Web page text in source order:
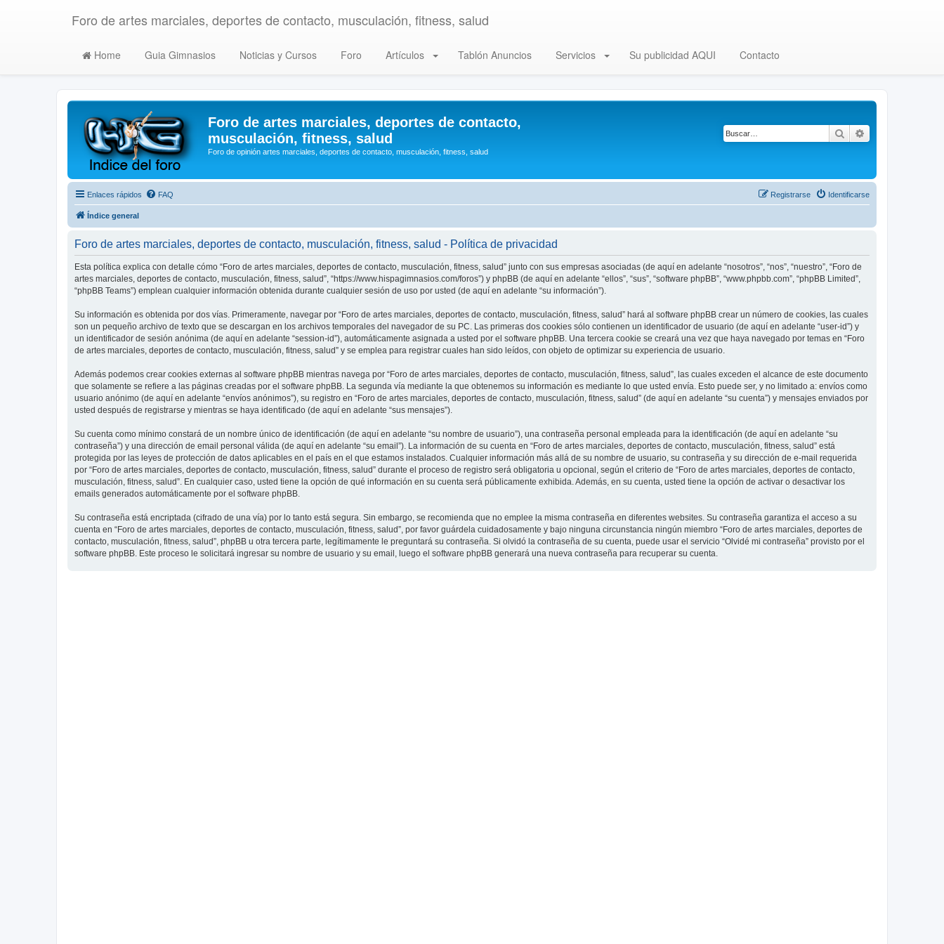
Foro de artes marciales, deportes de contacto, musculación, fitness, salud
Home Guia Gimnasios Noticias y Cursos Foro Artículos Tablón Anuncios Servicios Su publicidad AQUI Contacto
Foro de artes marciales, deportes de contacto,
musculación, fitness, salud
Foro de opinión artes marciales, deportes de contacto, musculación, fitness, salud
Buscar
Enlaces rápidos FAQ Identificarse
Registrarse
Índice general
Foro de artes marciales, deportes de contacto, musculación, fitness, salud - Política de privacidad
Esta política explica con detalle cómo “Foro de artes marciales, deportes de contacto, musculación, fitness, salud” junto con sus empresas asociadas (de aquí en adelante “nosotros”, “nos”, “nuestro”, “Foro de
artes marciales, deportes de contacto, musculación, fitness, salud”, “https://www.hispagimnasios.com/foros”) y phpBB (de aquí en adelante “ellos”, “sus”, “software phpBB”, “www.phpbb.com”, “phpBB Limited”,
“phpBB Teams”) emplean cualquier información obtenida durante cualquier sesión de uso por usted (de aquí en adelante “su información”).
Su información es obtenida por dos vías. Primeramente, navegar por “Foro de artes marciales, deportes de contacto, musculación, fitness, salud” hará al software phpBB crear un número de cookies, las cuales
son un pequeño archivo de texto que se descargan en los archivos temporales del navegador de su PC. Las primeras dos cookies sólo contienen un identificador de usuario (de aquí en adelante “user-id”) y
un identificador de sesión anónima (de aquí en adelante “session-id”), automáticamente asignada a usted por el software phpBB. Una tercera cookie se creará una vez que haya navegado por temas en “Foro
de artes marciales, deportes de contacto, musculación, fitness, salud” y se emplea para registrar cuales han sido leídos, con objeto de optimizar su experiencia de usuario.
Además podemos crear cookies externas al software phpBB mientras navega por “Foro de artes marciales, deportes de contacto, musculación, fitness, salud”, las cuales exceden el alcance de este documento
que solamente se refiere a las páginas creadas por el software phpBB. La segunda vía mediante la que obtenemos su información es mediante lo que usted envía. Esto puede ser, y no limitado a: envíos como
usuario anónimo (de aquí en adelante “envíos anónimos”), su registro en “Foro de artes marciales, deportes de contacto, musculación, fitness, salud” (de aquí en adelante “su cuenta”) y mensajes enviados por
usted después de registrarse y mientras se haya identificado (de aquí en adelante “sus mensajes”).
Su cuenta como mínimo constará de un nombre único de identificación (de aquí en adelante “su nombre de usuario”), una contraseña personal empleada para la identificación (de aquí en adelante “su
contraseña”) y una dirección de email personal válida (de aquí en adelante “su email”). La información de su cuenta en “Foro de artes marciales, deportes de contacto, musculación, fitness, salud” está
protegida por las leyes de protección de datos aplicables en el país en el que estamos instalados. Cualquier información más allá de su nombre de usuario, su contraseña y su dirección de e-mail requerida
por “Foro de artes marciales, deportes de contacto, musculación, fitness, salud” durante el proceso de registro será obligatoria u opcional, según el criterio de “Foro de artes marciales, deportes de contacto,
musculación, fitness, salud”. En cualquier caso, usted tiene la opción de qué información en su cuenta será públicamente exhibida. Además, en su cuenta, usted tiene la opción de activar o desactivar los
emails generados automáticamente por el software phpBB.
Su contraseña está encriptada (cifrado de una vía) por lo tanto está segura. Sin embargo, se recomienda que no emplee la misma contraseña en diferentes websites. Su contraseña garantiza el acceso a su
cuenta en “Foro de artes marciales, deportes de contacto, musculación, fitness, salud”, por favor guárdela cuidadosamente y bajo ninguna circunstancia ningún miembro “Foro de artes marciales, deportes de
contacto, musculación, fitness, salud”, phpBB u otra tercera parte, legítimamente le preguntará su contraseña. Si olvidó la contraseña de su cuenta, puede usar el servicio “Olvidé mi contraseña” provisto por el
software phpBB. Este proceso le solicitará ingresar su nombre de usuario y su email, luego el software phpBB generará una nueva contraseña para recuperar su cuenta.